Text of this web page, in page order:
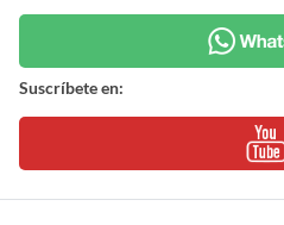
Suscríbete en: